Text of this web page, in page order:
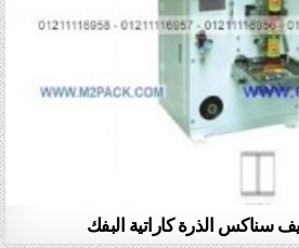
سناكس الذرة كاراتية البفك